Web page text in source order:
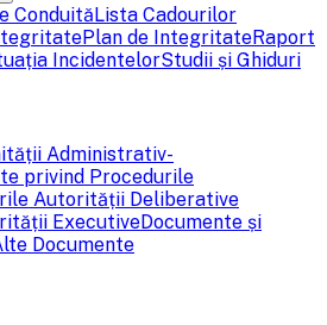
ConduităLista Cadourilor
Plan de IntegritateRaport
IncidentelorStudii și Ghiduri
Administrativ-
privind Procedurile
Autorității Deliberative
ExecutiveDocumente și
Documente